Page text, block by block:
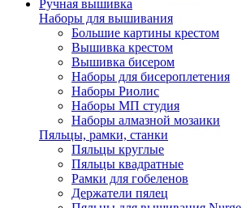
Ручная вышивка
Наборы для вышивания
Большие картины крестом
Вышивка крестом
Вышивка бисером
Наборы для бисероплетения
Наборы Риолис
Наборы МП студия
Наборы алмазной мозаики
Пяльцы, рамки, станки
Пяльцы круглые
Пяльцы квадратные
Рамки для гобеленов
Держатели пялец